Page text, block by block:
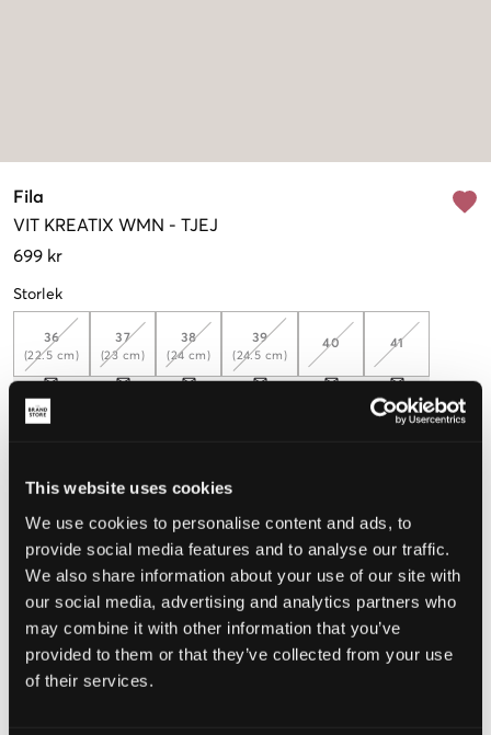
This website uses cookies
We use cookies to personalise content and ads, to
provide social media features and to analyse our traffic.
We also share information about your use of our site with
our social media, advertising and analytics partners who
may combine it with other information that you’ve
provided to them or that they’ve collected from your use
of their services.
Fila
VIT KREATIX WMN - TJEJ
699 kr
Storlek
36
(22.5 cm)
37
(23 cm)
38
(24 cm)
39
(24.5 cm)
40 41
Mät foten för att välja rätt storlek
VÄLJ STORLEK
Fri frakt på beställningar över 699 kr